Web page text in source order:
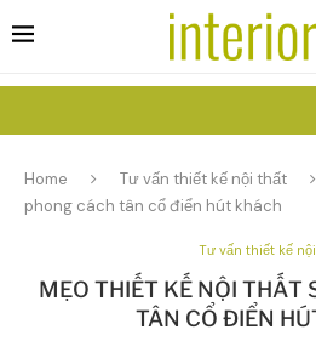
Home Tư vấn thiết kế nội thất
phong cách tân cổ điển hút khách
Tư vấn thiết kế
MẸO THIẾT KẾ NỘI THẤT
TÂN CỔ ĐIỂN